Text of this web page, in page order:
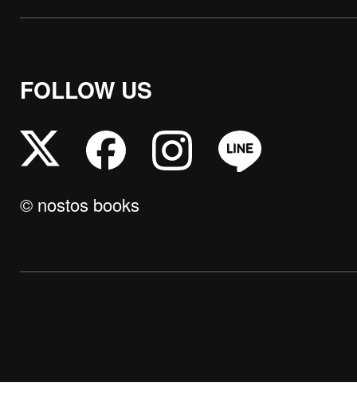
FOLLOW US
© nostos books